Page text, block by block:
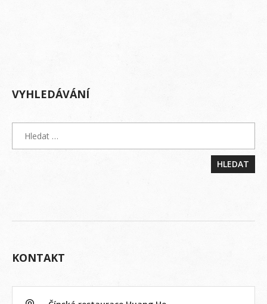
VYHLEDÁVÁNÍ
KONTAKT